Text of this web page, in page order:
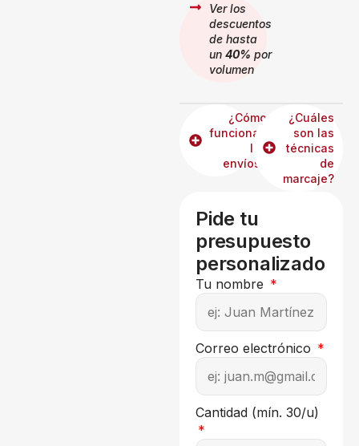
Ver los
descuentos
de hasta
un 40% por
volumen
¿Cómo
funcionan
los
envíos?
¿Cuáles
son las
técnicas
de
marcaje?
Pide tu
presupuesto
personalizado
Tu nombre
Correo electrónico
Cantidad (mín. 30/u)